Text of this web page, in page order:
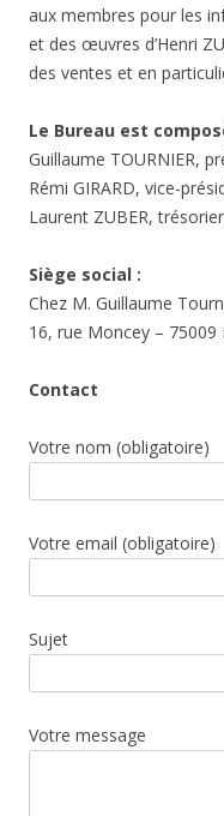
aux membres pour les
et des œuvres d’Henri
des ventes et en
Le Bureau est
Guillaume TOURNIER,
Rémi GIRARD, vice-
Laurent ZUBER,
Siège social :
Chez M. Guillaume
16, rue Moncey – 75009
Contact
Votre nom (obligatoire)
Votre email (obligatoire)
Sujet
Votre message